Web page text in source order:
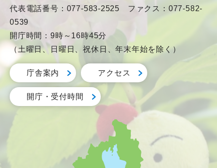
代表電話番号：077-583-2525 ファクス：077-582-
0539
開庁時間：9時～16時45分
（土曜日、日曜日、祝休日、年末年始を除く）
庁舎案内 アクセス
開庁・受付時間